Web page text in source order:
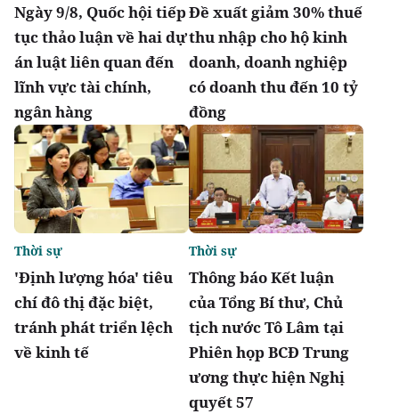
Ngày 9/8, Quốc hội tiếp
tục thảo luận về hai dự
án luật liên quan đến
lĩnh vực tài chính,
ngân hàng
Đề xuất giảm 30% thuế
thu nhập cho hộ kinh
doanh, doanh nghiệp
có doanh thu đến 10 tỷ
đồng
'Định lượng hóa' tiêu
chí đô thị đặc biệt,
tránh phát triển lệch
về kinh tế
Thời sự
Thông báo Kết luận
của Tổng Bí thư, Chủ
tịch nước Tô Lâm tại
Phiên họp BCĐ Trung
ương thực hiện Nghị
quyết 57
Thời sự